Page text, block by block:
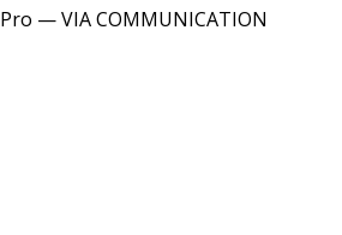
— VIA COMMUNICATION